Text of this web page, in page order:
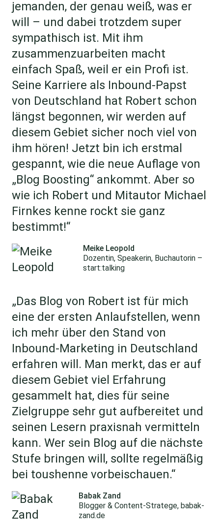
jemanden, der genau weiß, was er
will – und dabei trotzdem super
sympathisch ist. Mit ihm
zusammenzuarbeiten macht
einfach Spaß, weil er ein Profi ist.
Seine Karriere als Inbound-Papst
von Deutschland hat Robert schon
längst begonnen, wir werden auf
diesem Gebiet sicher noch viel von
ihm hören! Jetzt bin ich erstmal
gespannt, wie die neue Auflage von
„Blog Boosting“ ankommt. Aber so
wie ich Robert und Mitautor Michael
Firnkes kenne rockt sie ganz
bestimmt!“
Meike Leopold
Dozentin, Speakerin, Buchautorin –
start:talking
„Das Blog von Robert ist für mich
eine der ersten Anlaufstellen, wenn
ich mehr über den Stand von
Inbound-Marketing in Deutschland
erfahren will. Man merkt, das er auf
diesem Gebiet viel Erfahrung
gesammelt hat, dies für seine
Zielgruppe sehr gut aufbereitet und
seinen Lesern praxisnah vermitteln
kann. Wer sein Blog auf die nächste
Stufe bringen will, sollte regelmäßig
bei toushenne vorbeischauen.“
Babak Zand
Blogger & Content-Stratege, babak-
zand.de